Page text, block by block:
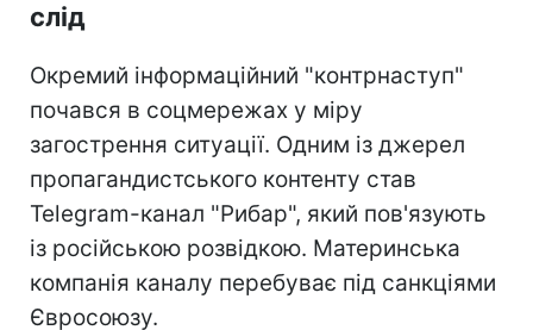
слід
Окремий інформаційний "контрнаступ"
почався в соцмережах у міру
загострення ситуації. Одним із джерел
пропагандистського контенту став
Telegram-канал "Рибар", який пов'язують
із російською розвідкою. Материнська
компанія каналу перебуває під санкціями
Євросоюзу.